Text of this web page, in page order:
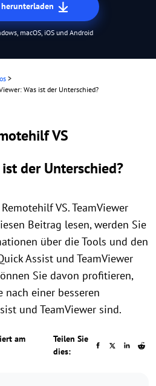
herunterladen
macOS, iOS und Android
>
Was ist der Unterschied?
VS
der Unterschied?
VS. TeamViewer
Beitrag lesen, werden Sie
über die Tools und den
Assist und TeamViewer
Sie davon profitieren,
nach einer besseren
und TeamViewer sind.
am
Teilen Sie
dies: